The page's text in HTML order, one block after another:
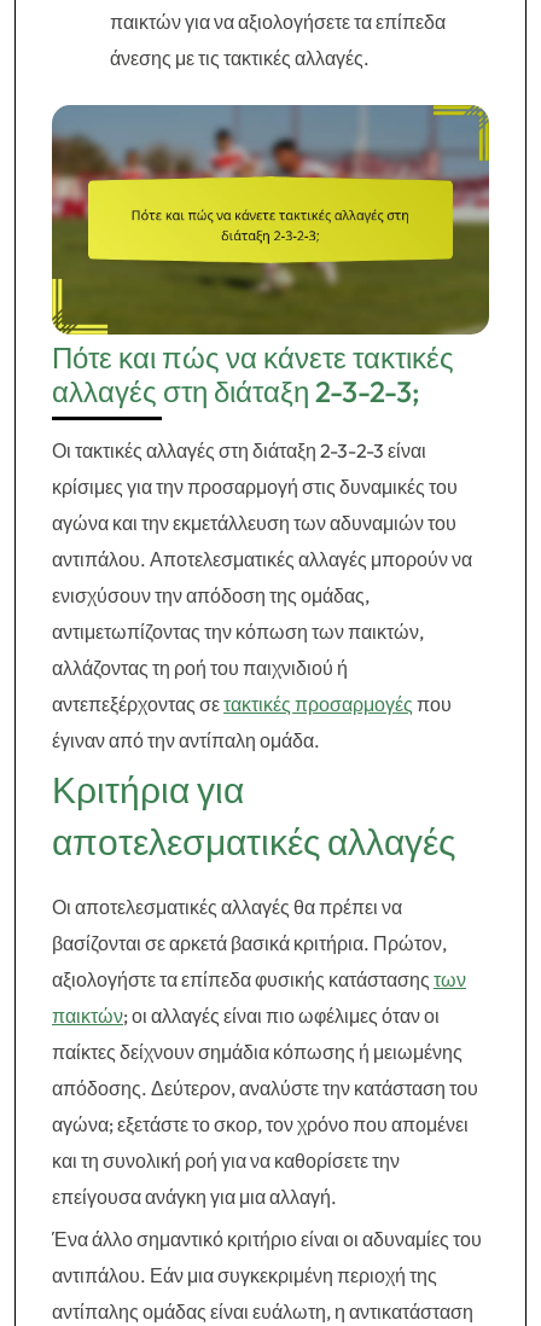
παικτών για να αξιολογήσετε τα επίπεδα
άνεσης με τις τακτικές αλλαγές.
Πότε και πώς να κάνετε τακτικές
αλλαγές στη διάταξη 2-3-2-3;
Οι τακτικές αλλαγές στη διάταξη 2-3-2-3 είναι
κρίσιμες για την προσαρμογή στις δυναμικές του
αγώνα και την εκμετάλλευση των αδυναμιών του
αντιπάλου. Αποτελεσματικές αλλαγές μπορούν να
ενισχύσουν την απόδοση της ομάδας,
αντιμετωπίζοντας την κόπωση των παικτών,
αλλάζοντας τη ροή του παιχνιδιού ή
αντεπεξέρχοντας σετακτικές προσαρμογές που
έγιναν από την αντίπαλη ομάδα.
Κριτήρια για
αποτελεσματικές αλλαγές
Οι αποτελεσματικές αλλαγές θα πρέπει να
βασίζονται σε αρκετά βασικά κριτήρια. Πρώτον,
αξιολογήστε τα επίπεδα φυσικής κατάστασης των
παικτών; οι αλλαγές είναι πιο ωφέλιμες όταν οι
παίκτες δείχνουν σημάδια κόπωσης ή μειωμένης
απόδοσης. Δεύτερον, αναλύστε την κατάσταση του
αγώνα; εξετάστε το σκορ, τον χρόνο που απομένει
και τη συνολική ροή για να καθορίσετε την
επείγουσα ανάγκη για μια αλλαγή.
Ένα άλλο σημαντικό κριτήριο είναι οι αδυναμίες του
αντιπάλου. Εάν μια συγκεκριμένη περιοχή της
αντίπαλης ομάδας είναι ευάλωτη, η αντικατάσταση